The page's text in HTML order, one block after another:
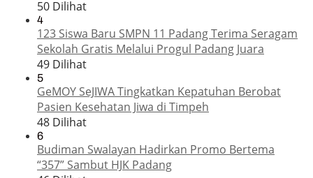
50 Dilihat
4
123 Siswa Baru SMPN 11 Padang Terima Seragam
Sekolah Gratis Melalui Progul Padang Juara
49 Dilihat
5
GeMOY SeJIWA Tingkatkan Kepatuhan Berobat
Pasien Kesehatan Jiwa di Timpeh
48 Dilihat
6
Budiman Swalayan Hadirkan Promo Bertema
“357” Sambut HJK Padang